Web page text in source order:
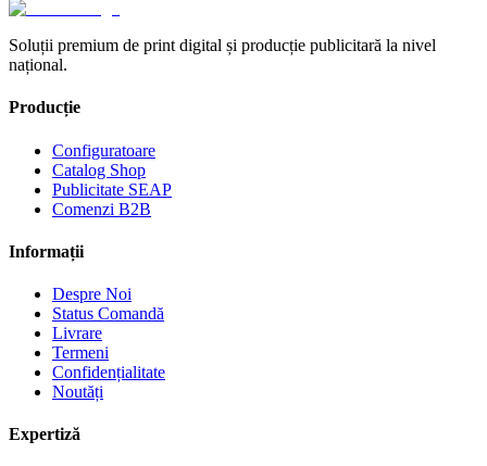
Soluții premium de print digital și producție publicitară la nivel
național.
Producție
Configuratoare
Catalog Shop
Publicitate SEAP
Comenzi B2B
Informații
Despre Noi
Status Comandă
Livrare
Termeni
Confidențialitate
Noutăți
Expertiză